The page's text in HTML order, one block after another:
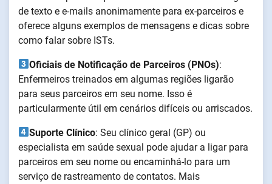
de texto e e-mails anonimamente para ex-parceiros e
oferece alguns exemplos de mensagens e dicas sobre
como falar sobre ISTs.
Oficiais de Notificação de Parceiros (PNOs):
Enfermeiros treinados em algumas regiões ligarão
para seus parceiros em seu nome. Isso é
particularmente útil em cenários difíceis ou arriscados.
Suporte Clínico: Seu clínico geral (GP) ou
especialista em saúde sexual pode ajudar a ligar para
parceiros em seu nome ou encaminhá-lo para um
serviço de rastreamento de contatos. Mais